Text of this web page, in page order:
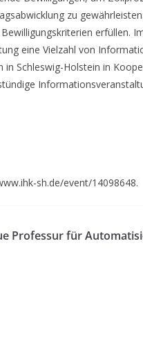
zu
erfüllen.
eine Vielzahl von
Schleswig-Holstein in
sh.de/event/14098648.
Professur für